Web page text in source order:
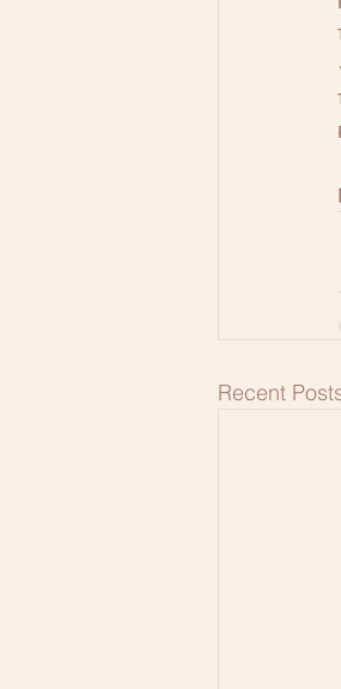
Recent